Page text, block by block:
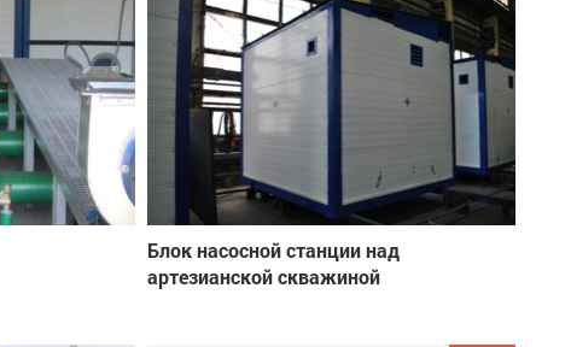
Блок насосной станции над
артезианской скважиной